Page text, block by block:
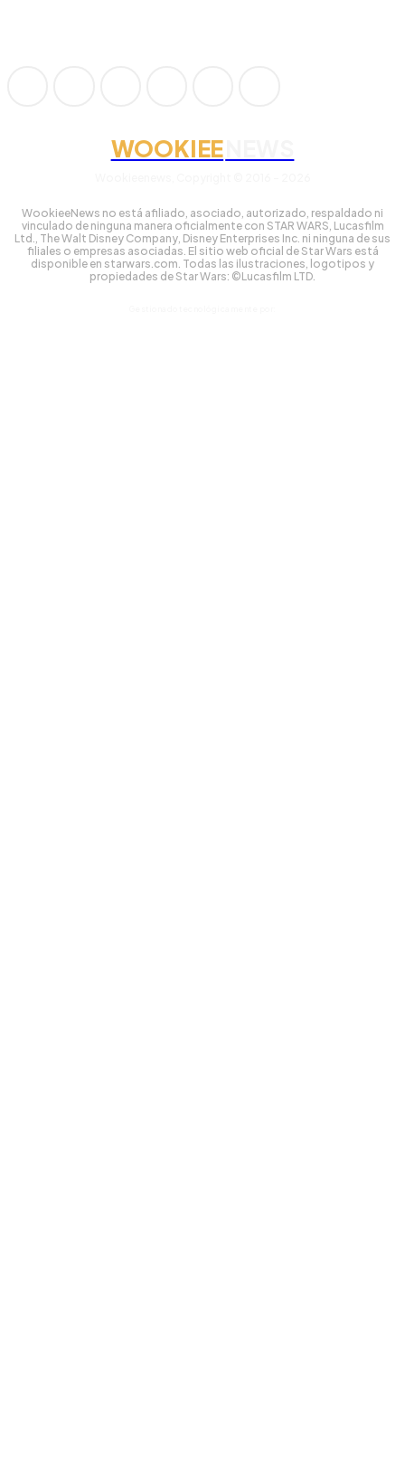
WOOKIEE
WookieeNews no está afiliado, asociado, autorizado, respaldado ni
vinculado de ninguna manera oficialmente con STAR WARS, Lucasfilm
Ltd., The Walt Disney Company, Disney Enterprises Inc. ni ninguna de sus
filiales o empresas asociadas. El sitio web oficial de Star Wars está
disponible en starwars.com. Todas las ilustraciones, logotipos y
propiedades de Star Wars: ©Lucasfilm LTD.